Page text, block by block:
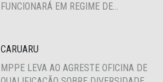
FUNCIONARÁ EM REGIME DE
CARUARU
MPPE LEVA AO AGRESTE OFICINA DE